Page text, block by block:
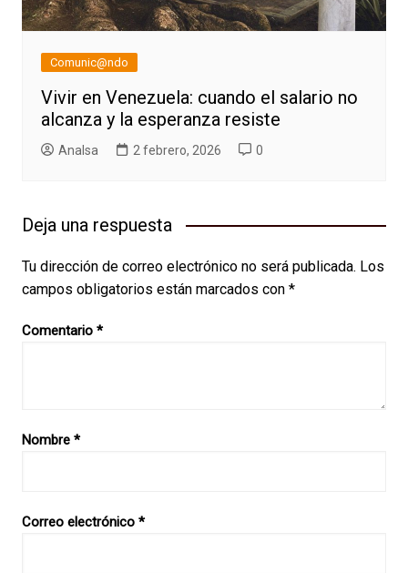
Comunic@ndo
Vivir en Venezuela: cuando el salario no
alcanza y la esperanza resiste
AnaIsa 2 febrero, 2026 0
Deja una respuesta
Tu dirección de correo electrónico no será publicada. Los
campos obligatorios están marcados con *
Comentario *
Nombre *
Correo electrónico *